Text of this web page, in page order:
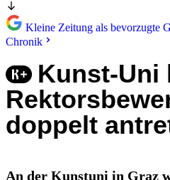
Kleine Zeitung als bevorzugte
Chronik
Kunst-Uni
doppelt
An der Kunstuni in Graz